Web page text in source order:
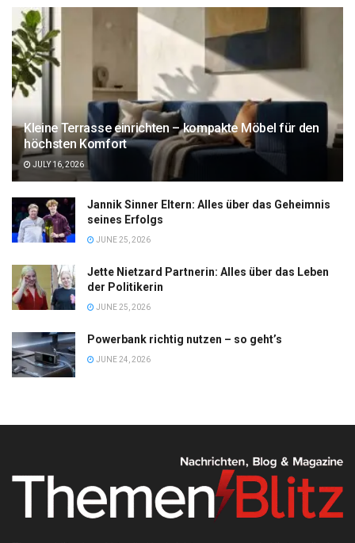
Kleine Terrasse einrichten – kompakte Möbel für den
höchsten Komfort
JULY 16, 2026
Jannik Sinner Eltern: Alles über das Geheimnis
seines Erfolgs
JUNE 25, 2026
Jette Nietzard Partnerin: Alles über das Leben
der Politikerin
JUNE 25, 2026
Powerbank richtig nutzen – so geht’s
JUNE 24, 2026